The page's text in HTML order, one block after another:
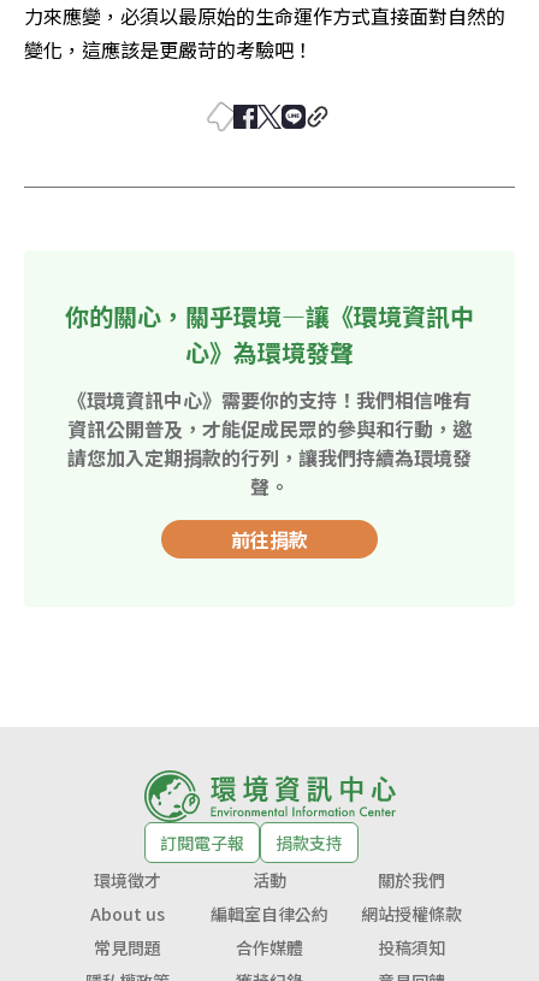
力來應變，必須以最原始的生命運作方式直接面對自然的
變化，這應該是更嚴苛的考驗吧！
你的關心，關乎環境—讓《環境資訊中
心》為環境發聲
《環境資訊中心》需要你的支持！我們相信唯有
資訊公開普及，才能促成民眾的參與和行動，邀
請您加入定期捐款的行列，讓我們持續為環境發
聲。
前往捐款
訂閱電子報
捐款支持
環境徵才
活動
關於我們
About us
編輯室自律公約
網站授權條款
常見問題
合作媒體
投稿須知